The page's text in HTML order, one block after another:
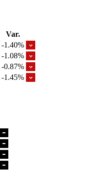
Var.
-1.40%
-1.08%
-0.87%
-1.45%